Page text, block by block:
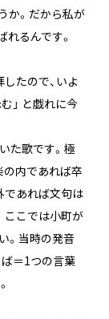
か。だから私が
るんです。
たので、いよ
」 と戯れに今
た歌です。極
の内であれば卒
であれば文句は
ここでは小町が
。当時の発音
ば＝1つの言葉